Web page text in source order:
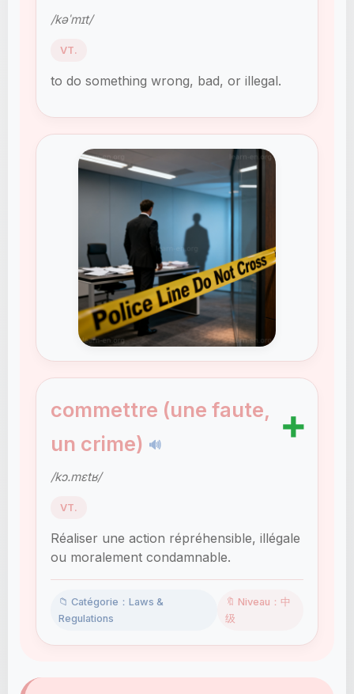
/kəˈmɪt/
VT.
to do something wrong, bad, or illegal.
commettre (une faute,
un crime) 🔊
➕
/kɔ.mɛtʁ/
VT.
Réaliser une action répréhensible, illégale
ou moralement condamnable.
📁 Catégorie：Laws &
Regulations
🔖 Niveau：中
级